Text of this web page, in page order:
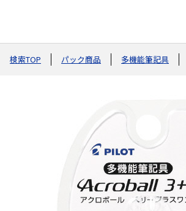
検索TOP パック商品 多機能筆記具